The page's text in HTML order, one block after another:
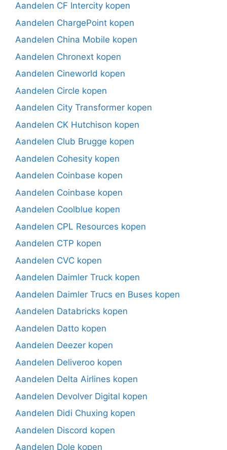
Aandelen CF Intercity kopen
Aandelen ChargePoint kopen
Aandelen China Mobile kopen
Aandelen Chronext kopen
Aandelen Cineworld kopen
Aandelen Circle kopen
Aandelen City Transformer kopen
Aandelen CK Hutchison kopen
Aandelen Club Brugge kopen
Aandelen Cohesity kopen
Aandelen Coinbase kopen
Aandelen Coinbase kopen
Aandelen Coolblue kopen
Aandelen CPL Resources kopen
Aandelen CTP kopen
Aandelen CVC kopen
Aandelen Daimler Truck kopen
Aandelen Daimler Trucs en Buses kopen
Aandelen Databricks kopen
Aandelen Datto kopen
Aandelen Deezer kopen
Aandelen Deliveroo kopen
Aandelen Delta Airlines kopen
Aandelen Devolver Digital kopen
Aandelen Didi Chuxing kopen
Aandelen Discord kopen
Aandelen Dole kopen